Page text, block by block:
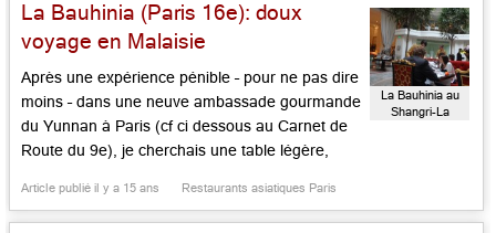
formule brunch qui […]...
La Bauhinia (Paris 16e): doux
voyage en Malaisie
Après une expérience pénible – pour ne pas dire
moins – dans une neuve ambassade gourmande
du Yunnan à Paris (cf ci dessous au Carnet de
Route du 9e), je cherchais une table légère,
nouveauté, comme, par exemple, l’une des
deux tables du Mandarin Oriental, signées,
Article publié il y a 15 ans Restaurants asiatiques Paris
La Bauhinia au
Shangri-La